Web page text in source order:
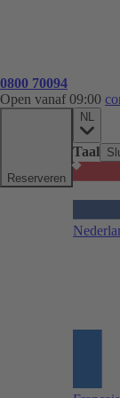
0800 70094
Open vanaf 09:00
Reserveren
NL
Taal